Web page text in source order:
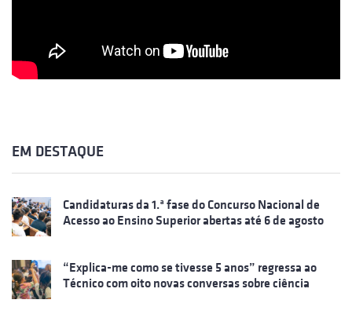
EM DESTAQUE
Candidaturas da 1.ª fase do Concurso Nacional de
Acesso ao Ensino Superior abertas até 6 de agosto
“Explica-me como se tivesse 5 anos” regressa ao
Técnico com oito novas conversas sobre ciência